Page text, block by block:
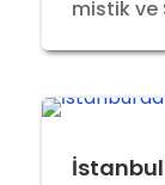
mistik ve